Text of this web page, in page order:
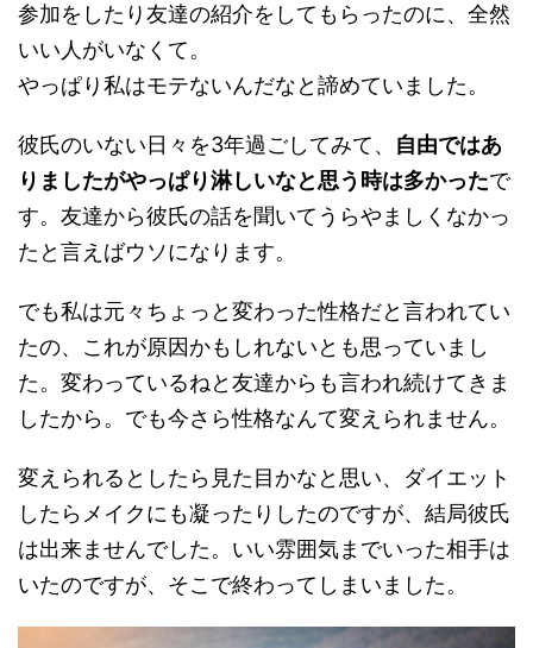
参加をしたり友達の紹介をしてもらったのに、全然
いい人がいなくて。
やっぱり私はモテないんだなと諦めていました。
彼氏のいない日々を3年過ごしてみて、 自由ではあ
りましたがやっぱり淋しいなと思う時は多かったで
す。友達から彼氏の話を聞いてうらやましくなかっ
たと言えばウソになります。
でも私は元々ちょっと変わった性格だと言われてい
たの、これが原因かもしれないとも思っていまし
た。変わっているねと友達からも言われ続けてきま
したから。でも今さら性格なんて変えられません。
変えられるとしたら見た目かなと思い、ダイエット
したらメイクにも凝ったりしたのですが、結局彼氏
は出来ませんでした。いい雰囲気までいった相手は
いたのですが、そこで終わってしまいました。